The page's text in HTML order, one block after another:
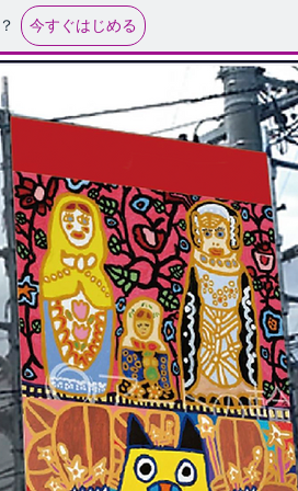
今すぐはじめる